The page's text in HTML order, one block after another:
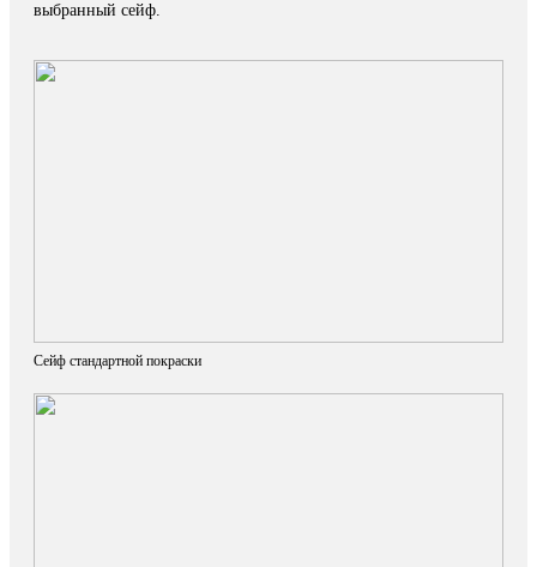
выбранный сейф.
Сейф стандартной покраски